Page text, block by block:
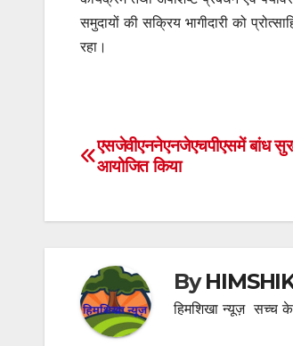
समुदायों की सक्रिय भागीदारी को
रहा।
Post
एसजेवीएननेएनजेएचपीएसमें बांध
आयोजित किया
By
हिमशिखा न्यूज़ सच्च